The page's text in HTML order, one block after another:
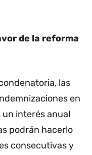
de la reforma
las
en
interés anual
podrán hacerlo
consecutivas y